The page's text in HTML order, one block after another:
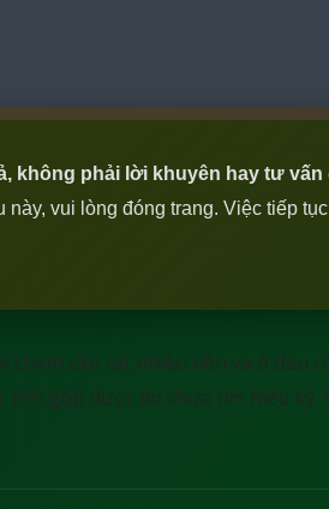
không phải lời khuyên hay tư
vui lòng đóng trang. Việc tiếp
cần rất nhiều tiền và ở đâu
góp được do chưa tìm hiểu kỹ.